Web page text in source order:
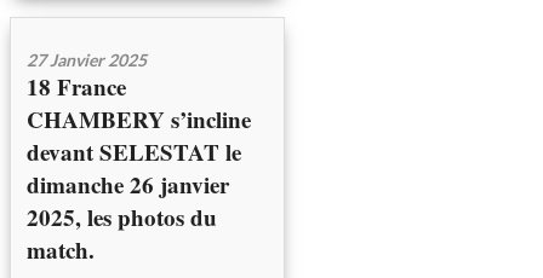
27 Janvier 2025
18 France
CHAMBERY s’incline
devant SELESTAT le
dimanche 26 janvier
2025, les photos du
match.